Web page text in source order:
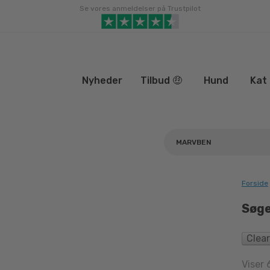
Se vores anmeldelser på Trustpilot
Nyheder Tilbud 🤑 Hund Kat
Forside
Viser